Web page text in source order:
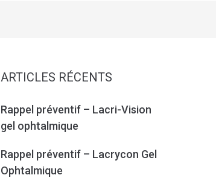
ARTICLES RÉCENTS
Rappel préventif – Lacri-Vision
gel ophtalmique
Rappel préventif – Lacrycon Gel
Ophtalmique